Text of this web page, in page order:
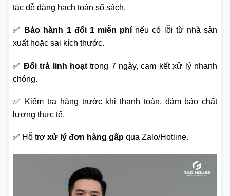
tác dễ dàng hạch toán sổ sách.
✅ Bảo hành 1 đổi 1 miễn phí nếu có lỗi từ nhà sản
xuất hoặc sai kích thước.
✅ Đổi trả linh hoạttrong 7 ngày, cam kết xử lý nhanh
chóng.
✅ Kiểm tra hàng trước khi thanh toán, đảm bảo chất
lượng thực tế.
✅ Hỗ trợ xử lý đơn hàng gấp qua Zalo/Hotline.